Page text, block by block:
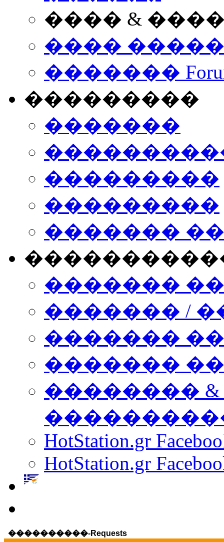
���� &
����
�������
���������
�������
���������
���������
�������
�������
������� /
�������
������� ���
��������
HotStation.gr
HotStation.gr
����������-Requests